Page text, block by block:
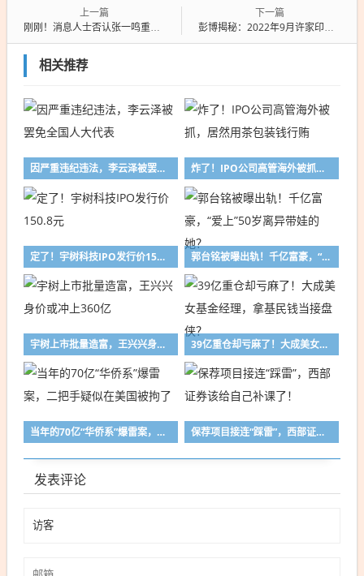
上一篇
刚刚！消息人士否认张一鸣重回一线：仍base在新加坡
下一篇
彭博揭秘：2022年9月许家印前妻斥资近5亿买了中渝置地旗下伦敦房产
相关推荐
因严重违纪违法，李云泽被罢免全国人大代表 炸了！IPO公司高管海外被抓，居然用茶包装钱行贿
定了！宇树科技IPO发行价150.8元 郭台铭被曝出轨！千亿富豪，“爱上”50岁离异带娃的她？
宇树上市批量造富，王兴兴身价或冲上360亿 39亿重仓却亏麻了！大成美女基金经理，拿基民钱当接盘侠？
当年的70亿“华侨系”爆雷案，二把手疑似在美国被拘了 保荐项目接连“踩雷”，西部证券该给自己补课了！
发表评论